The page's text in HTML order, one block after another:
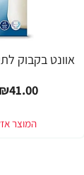
-21%
₪41.00